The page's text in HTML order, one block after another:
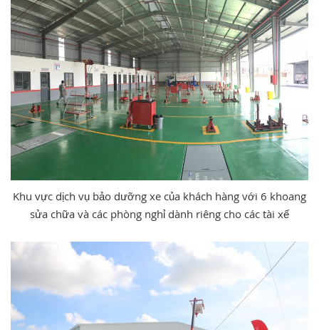
Khu vực dịch vụ bảo dưỡng xe của khách hàng với 6 khoang
sửa chữa và các phòng nghỉ dành riêng cho các tài xế